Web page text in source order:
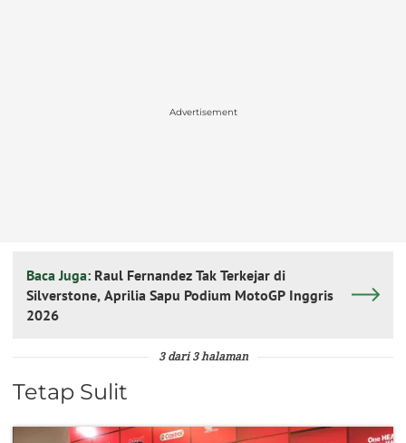
Advertisement
Baca Juga: Raul Fernandez Tak Terkejar di
Silverstone, Aprilia Sapu Podium MotoGP Inggris
2026
3 dari 3 halaman
Tetap Sulit